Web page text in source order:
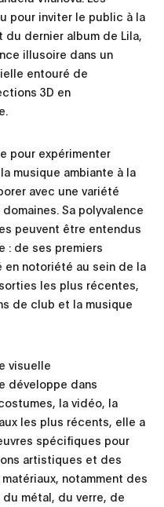
pour inviter le public à la
dernier album de Lila,
illusoire dans un
entouré de
3D en
pour expérimenter
musique ambiante à la
avec une variété
Sa polyvalence
peuvent être entendus
: de ses premiers
notoriété au sein de la
les plus récentes,
de club et la musique
visuelle
développe dans
la vidéo, la
les plus récents, elle a
spécifiques pour
artistiques et des
notamment des
métal, du verre, de